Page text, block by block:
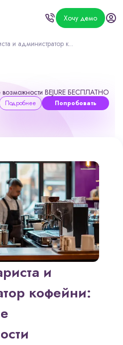
Хочу демо
и администратор к...
возможности BEJURE БЕСПЛАТНО
Подробнее Попробовать
и
кофейни: